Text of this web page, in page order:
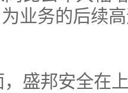
业务的后续
盛邦安全在